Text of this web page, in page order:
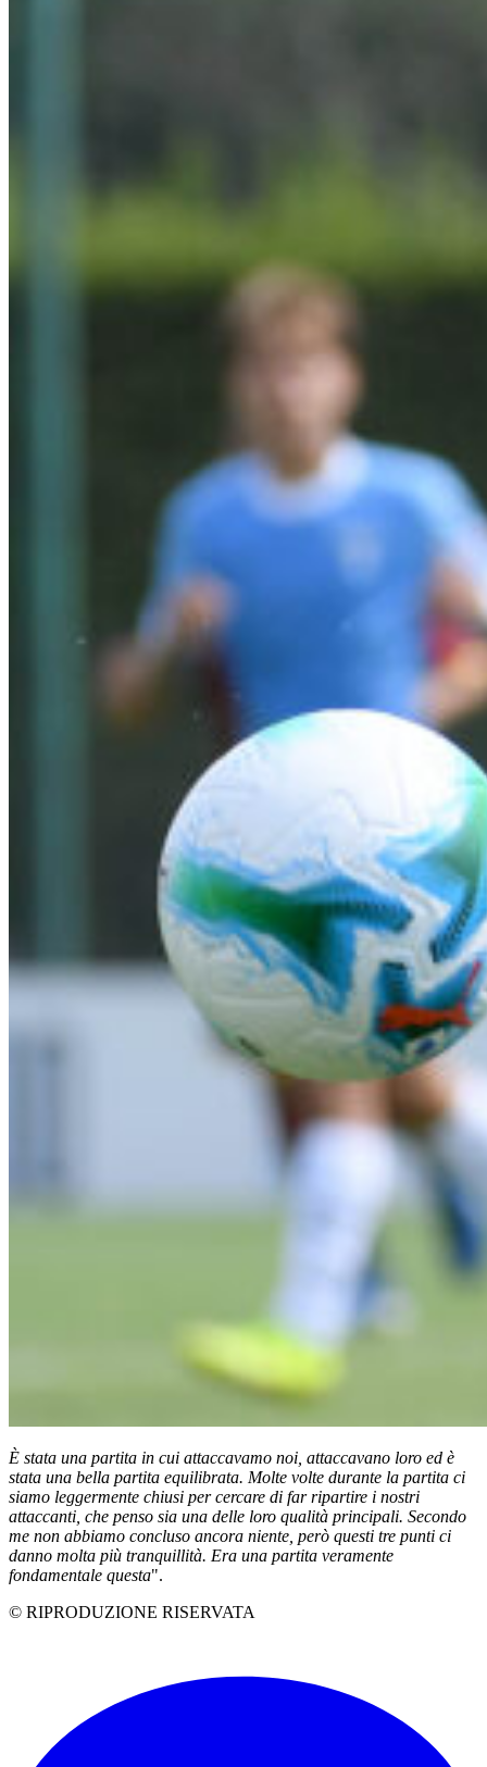
È stata una partita in cui attaccavamo noi, attaccavano loro ed è
stata una bella partita equilibrata. Molte volte durante la partita ci
siamo leggermente chiusi per cercare di far ripartire i nostri
attaccanti, che penso sia una delle loro qualità principali. Secondo
me non abbiamo concluso ancora niente, però questi tre punti ci
danno molta più tranquillità. Era una partita veramente
fondamentale questa".
© RIPRODUZIONE RISERVATA